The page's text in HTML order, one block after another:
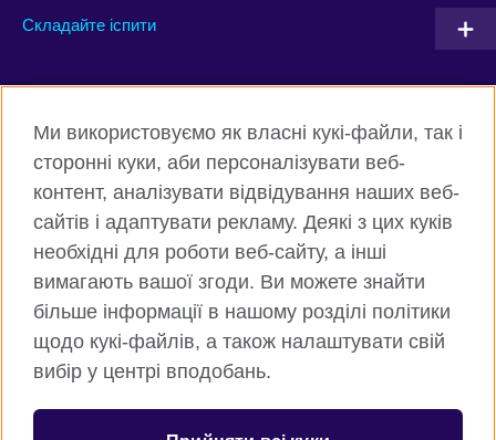
Складайте іспити
Connect with us
Facebook Twitter
Instagram Flickr
TikTok YouTube
Всесвітня Британська Рада
Приватність та умови користування
Куки
Ми використовуємо як власні кукі-файли, так і
сторонні куки, аби персоналізувати веб-
контент, аналізувати відвідування наших веб-
сайтів і адаптувати рекламу. Деякі з цих куків
необхідні для роботи веб-сайту, а інші
вимагають вашої згоди. Ви можете знайти
більше інформації в нашому розділі політики
щодо кукі-файлів, а також налаштувати свій
вибір у центрі вподобань.